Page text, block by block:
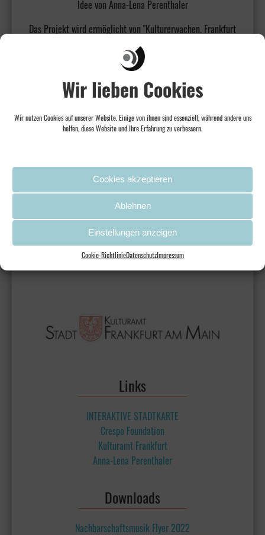
Wir lieben Cookies
Wir nutzen Cookies auf unserer Website. Einige von ihnen sind essenziell, während andere uns
helfen, diese Website und Ihre Erfahrung zu verbessern.
Cookies akzeptieren
Ablehnen
Einstellungen anzeigen
Cookie-RichtlinieDatenschutzImpressum
Idee von Anna-Lena Perenthaler
Das Projekt wird ermöglicht von "Kulturerwachen. Frankfurt
2022. Eine Initiative der Crespo Foundation und des
Kulturdezernats der Stadt Frankfurt."
Projektleitung: Nicola Vock
Kommunikation & Social Media: Kerstin Adineh, Hanna
Bruchholz
Links
INTERAKTIVE STADTKARTE
Crespo Foundation
Kulturamt Frankfurt
Anna-Lena Perenthaler
Downloads
Nachbarschaftsmusik Flyer 2022